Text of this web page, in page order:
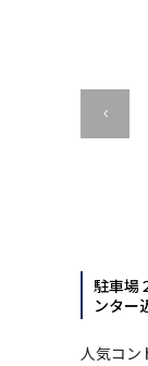
駐車場
ンター
人気コン